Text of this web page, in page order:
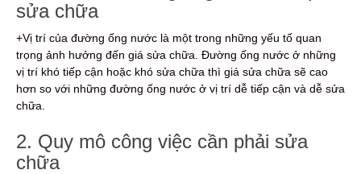
sửa chữa
+Vị trí của đường ống nước là một trong những yếu tố quan
trọng ảnh hưởng đến giá sửa chữa. Đường ống nước ở những
vị trí khó tiếp cận hoặc khó sửa chữa thì giá sửa chữa sẽ cao
hơn so với những đường ống nước ở vị trí dễ tiếp cận và dễ sửa
chữa.
2. Quy mô công việc cần phải sửa
chữa